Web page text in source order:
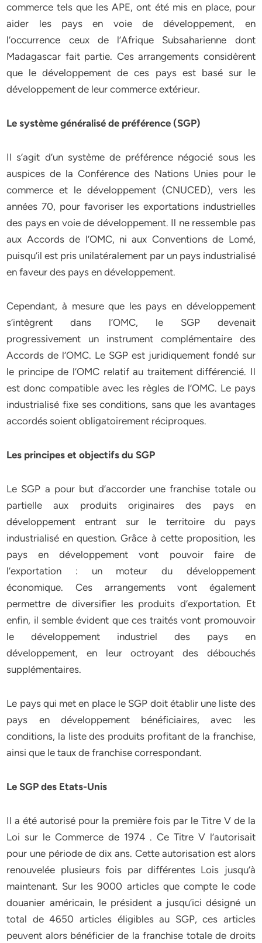
commerce tels que les APE, ont été mis en place, pour
aider les pays en voie de développement, en
l’occurrence ceux de l’Afrique Subsaharienne dont
Madagascar fait partie. Ces arrangements considèrent
que le développement de ces pays est basé sur le
développement de leur commerce extérieur.
Le système généralisé de préférence (SGP)
Il s’agit d’un système de préférence négocié sous les
auspices de la Conférence des Nations Unies pour le
commerce et le développement (CNUCED), vers les
années 70, pour favoriser les exportations industrielles
des pays en voie de développement. Il ne ressemble pas
aux Accords de l’OMC, ni aux Conventions de Lomé,
puisqu’il est pris unilatéralement par un pays industrialisé
en faveur des pays en développement.
Cependant, à mesure que les pays en développement
s’intègrent dans l’OMC, le SGP devenait
progressivement un instrument complémentaire des
Accords de l’OMC. Le SGP est juridiquement fondé sur
le principe de l’OMC relatif au traitement différencié. Il
est donc compatible avec les règles de l’OMC. Le pays
industrialisé fixe ses conditions, sans que les avantages
accordés soient obligatoirement réciproques.
Les principes et objectifs du SGP
Le SGP a pour but d’accorder une franchise totale ou
partielle aux produits originaires des pays en
développement entrant sur le territoire du pays
industrialisé en question. Grâce à cette proposition, les
pays en développement vont pouvoir faire de
l’exportation : un moteur du développement
économique. Ces arrangements vont également
permettre de diversifier les produits d’exportation. Et
enfin, il semble évident que ces traités vont promouvoir
le développement industriel des pays en
développement, en leur octroyant des débouchés
supplémentaires.
Le pays qui met en place le SGP doit établir une liste des
pays en développement bénéficiaires, avec les
conditions, la liste des produits profitant de la franchise,
ainsi que le taux de franchise correspondant.
Le SGP des Etats-Unis
Il a été autorisé pour la première fois par le Titre V de la
Loi sur le Commerce de 1974 . Ce Titre V l’autorisait
pour une période de dix ans. Cette autorisation est alors
renouvelée plusieurs fois par différentes Lois jusqu’à
maintenant. Sur les 9000 articles que compte le code
douanier américain, le président a jusqu’ici désigné un
total de 4650 articles éligibles au SGP, ces articles
peuvent alors bénéficier de la franchise totale de droits